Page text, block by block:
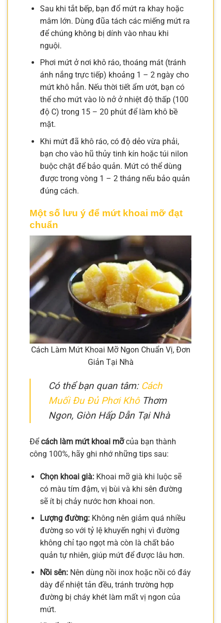
Sau khi tắt bếp, bạn đổ mứt ra khay hoặc
mâm lớn. Dùng đũa tách các miếng mứt ra
để chúng không bị dính vào nhau khi
nguội.
Phơi mứt ở nơi khô ráo, thoáng mát (tránh
ánh nắng trực tiếp) khoảng 1 – 2 ngày cho
mứt khô hẳn. Nếu thời tiết ẩm ướt, bạn có
thể cho mứt vào lò nở ở nhiệt độ thấp (100
độ C) trong 15 – 20 phút để làm khô bề
mặt.
Khi mứt đã khô ráo, có độ dẻo vừa phải,
bạn cho vào hũ thủy tinh kín hoặc túi nilon
buộc chặt để bảo quản. Mứt có thể dùng
được trong vòng 1 – 2 tháng nếu bảo quản
đúng cách.
Một số lưu ý để mứt khoai mỡ đạt
chuẩn
Cách Làm Mứt Khoai Mỡ Ngon Chuẩn Vị, Đơn
Giản Tại Nhà
Có thể bạn quan tâm: Cách
Muối Đu Đủ Phơi KhôThơm
Ngon, Giòn Hấp Dẫn Tại Nhà
Đểcách làm mứt khoai mỡcủa bạn thành
công 100%, hãy ghi nhớ những tips sau:
Chọn khoai già:Khoai mỡ già khi luộc sẽ
có màu tím đậm, vị bùi và khi sên đường
sẽ ít bị chảy nước hơn khoai non.
Lượng đường:Không nên giảm quá nhiều
đường so với tỷ lệ khuyến nghị vì đường
không chỉ tạo ngọt mà còn là chất bảo
quản tự nhiên, giúp mứt để được lâu hơn.
Nồi sên:Nên dùng nồi inox hoặc nồi có đáy
dày để nhiệt tản đều, tránh trường hợp
đường bị cháy khét làm mất vị ngon của
mứt.